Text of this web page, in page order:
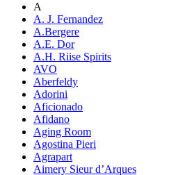
A
A. J. Fernandez
A.Bergere
A.E. Dor
A.H. Riise Spirits
AVO
Aberfeldy
Adorini
Aficionado
Afidano
Aging Room
Agostina Pieri
Agrapart
Aimery Sieur d’Arques